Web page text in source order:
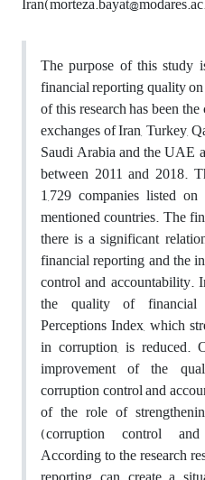
The purpose of this study
financial reporting quality
of this research has been
exchanges of Iran, Turkey,
Saudi Arabia and the UAE
between 2011 and 2018.
1,729 companies listed
mentioned countries. The
there is a significant
financial reporting and the
control and accountability.
the quality of financial
Perceptions Index, which
in corruption, is reduced.
improvement of the
corruption control and
of the role of
(corruption control and
According to the research